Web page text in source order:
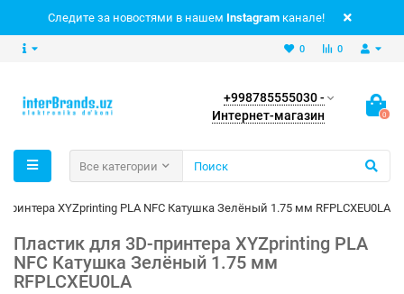
Следите за новостями в нашем Instagram канале!
0
0
+998785555030 -
Интернет-магазин
0
Все категории
XYZprinting PLA NFC Катушка Зелёный 1.75 мм RFPLCXEU0LA
Пластик для 3D-принтера XYZprinting PLA
NFC Катушка Зелёный 1.75 мм
RFPLCXEU0LA